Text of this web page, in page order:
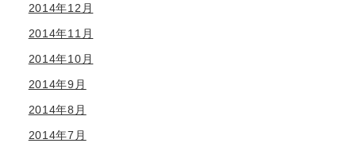
2014年12月
2014年11月
2014年10月
2014年9月
2014年8月
2014年7月